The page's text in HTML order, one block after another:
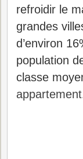
refroidir le
grandes
d’environ
population
classe
appartement